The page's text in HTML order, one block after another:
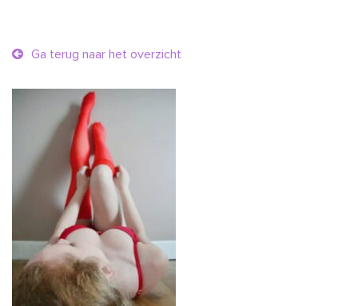
Ga terug naar het overzicht